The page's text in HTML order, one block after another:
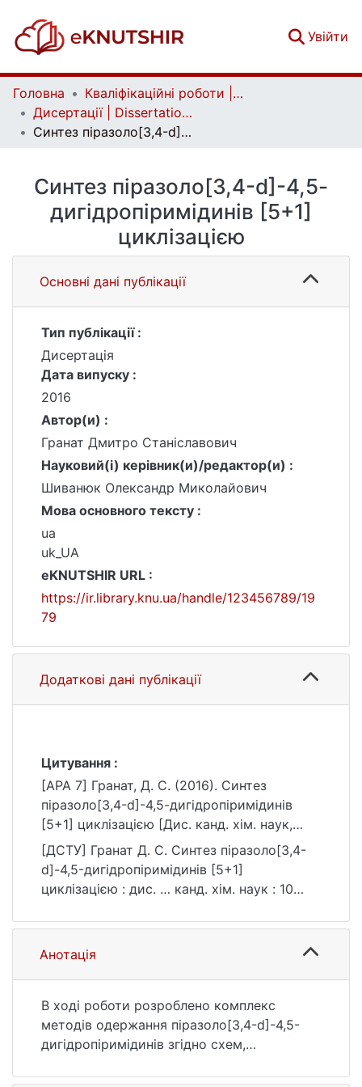
Увійти
Головна
Кваліфікаційні роботи | Qualifying works
Дисертації | Dissertations
Синтез піразоло[3,4-d]-4,5-дигідропіримідинів [5+1] циклізацією
Синтез піразоло[3,4-d]-4,5-
дигідропіримідинів [5+1]
циклізацією
Основні дані публікації
Тип публікації :
Дисертація
Дата випуску :
2016
Автор(и) :
Гранат Дмитро Станіславович
Науковий(і) керівник(и)/редактор(и) :
Шиванюк Олександр Миколайович
Мова основного тексту :
ua
uk_UA
eKNUTSHIR URL :
https://ir.library.knu.ua/handle/123456789/19
79
Додаткові дані публікації
Цитування :
[APA 7] Гранат, Д. С. (2016). Синтез
піразоло[3,4-d]-4,5-дигідропіримідинів
[5+1] циклізацією [Дис. канд. хім. наук,
Київський національний університет імені
Тараса Шевченка]. eKNUTSHIR.
https://ir.library.knu.ua/handle/123456789/19
[ДСТУ] Гранат Д. С. Синтез піразоло[3,4-
d]-4,5-дигідропіримідинів [5+1]
циклізацією : дис. … канд. хім. наук : 10
https://ir.library.knu.ua/handle/123456789/19
79 (дата звернення: 25.07.2026).
Анотація
В ході роботи розроблено комплекс
методів одержання піразоло[3,4-d]-4,5-
дигідропіримідинів згідно схем,
піримідинового циклу шляхом реакції